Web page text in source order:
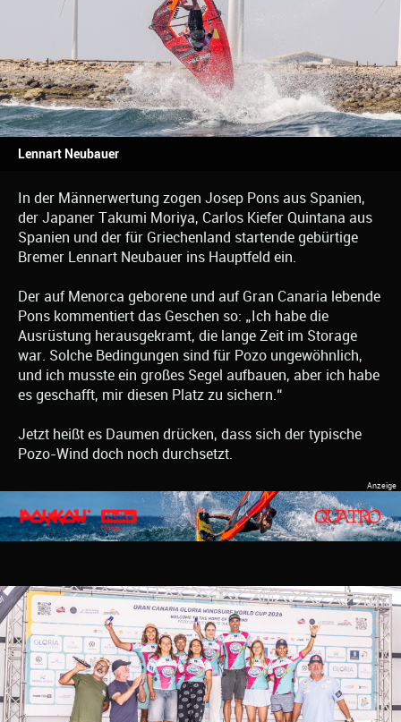
Lennart Neubauer
In der Männerwertung zogen Josep Pons aus Spanien,
der Japaner Takumi Moriya, Carlos Kiefer Quintana aus
Spanien und der für Griechenland startende gebürtige
Bremer Lennart Neubauer ins Hauptfeld ein.
Der auf Menorca geborene und auf Gran Canaria lebende
Pons kommentiert das Geschen so: „Ich habe die
Ausrüstung herausgekramt, die lange Zeit im Storage
war. Solche Bedingungen sind für Pozo ungewöhnlich,
und ich musste ein großes Segel aufbauen, aber ich habe
es geschafft, mir diesen Platz zu sichern.“
Jetzt heißt es Daumen drücken, dass sich der typische
Pozo-Wind doch noch durchsetzt.